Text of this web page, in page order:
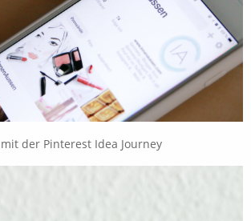
der Pinterest Idea Journey